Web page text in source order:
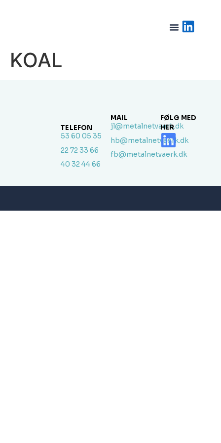
KOAL
TELEFON
53 60 05 35
22 72 33 66
40 32 44 66
MAIL
jl@metalnetvaerk.dk
hb@metalnetvaerk.dk
fb@metalnetvaerk.dk
FØLG MED
HER